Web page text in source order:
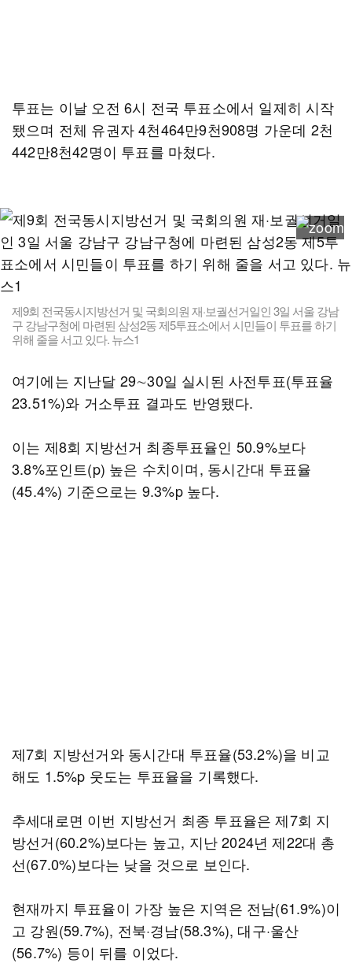
투표는 이날 오전 6시 전국 투표소에서 일제히 시작
됐으며 전체 유권자 4천464만9천908명 가운데 2천
442만8천42명이 투표를 마쳤다.
제9회 전국동시지방선거 및 국회의원 재·보궐선거일인 3일 서울 강남
구 강남구청에 마련된 삼성2동 제5투표소에서 시민들이 투표를 하기
위해 줄을 서고 있다. 뉴스1
여기에는 지난달 29∼30일 실시된 사전투표(투표율
23.51%)와 거소투표 결과도 반영됐다.
이는 제8회 지방선거 최종투표율인 50.9%보다
3.8%포인트(p) 높은 수치이며, 동시간대 투표율
(45.4%) 기준으로는 9.3%p 높다.
제7회 지방선거와 동시간대 투표율(53.2%)을 비교
해도 1.5%p 웃도는 투표율을 기록했다.
추세대로면 이번 지방선거 최종 투표율은 제7회 지
방선거(60.2%)보다는 높고, 지난 2024년 제22대 총
선(67.0%)보다는 낮을 것으로 보인다.
현재까지 투표율이 가장 높은 지역은 전남(61.9%)이
고 강원(59.7%), 전북·경남(58.3%), 대구·울산
(56.7%) 등이 뒤를 이었다.